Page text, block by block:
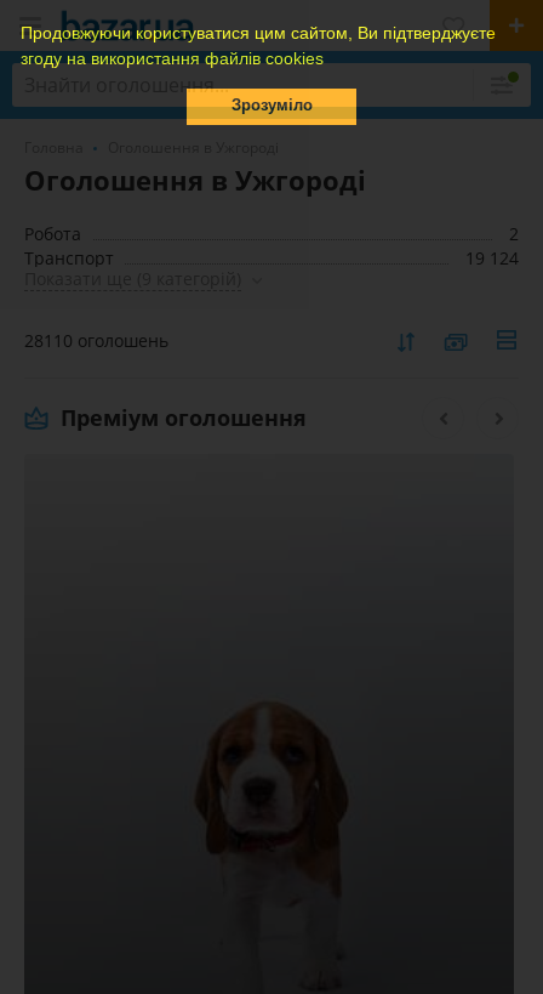
Продовжуючи користуватися цим сайтом, Ви підтверджуєте
згоду на використання файлів cookies
Зрозуміло
Оголошення в Ужгороді
Робота
2
Транспорт
19 124
28110 оголошень
Преміум оголошення